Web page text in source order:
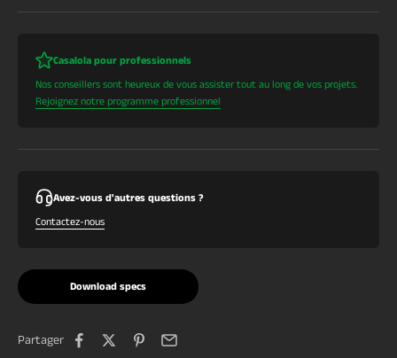
Casalola pour professionnels
Nos conseillers sont heureux de vous assister tout au long de vos projets.
Rejoignez notre programme professionnel
Avez-vous d'autres questions ?
Contactez-nous
Download specs
Partager